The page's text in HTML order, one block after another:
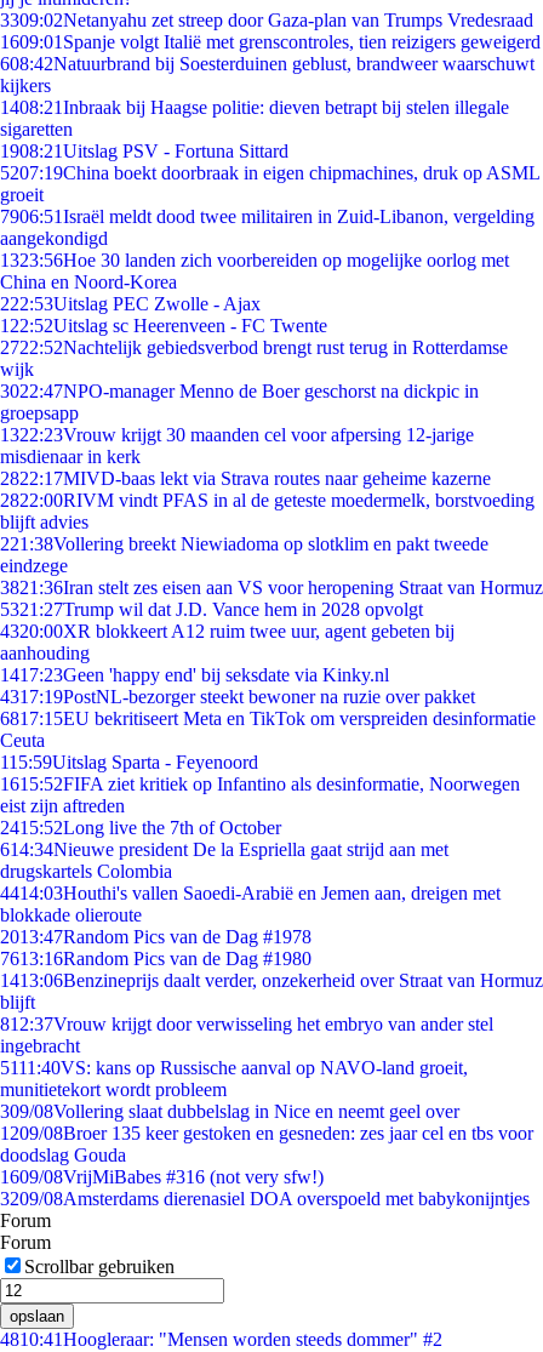
3309:02Netanyahu zet streep door Gaza-plan van Trumps Vredesraad
1609:01 Spanje volgt Italië met grenscontroles, tien reizigers geweigerd
608:42Natuurbrand bij Soesterduinen geblust, brandweer waarschuwt
kijkers
1408:21Inbraak bij Haagse politie: dieven betrapt bij stelen illegale
sigaretten
1908:21Uitslag PSV - Fortuna Sittard
5207:19China boekt doorbraak in eigen chipmachines, druk op ASML
groeit
7906:51Israël meldt dood twee militairen in Zuid-Libanon, vergelding
aangekondigd
1323:56Hoe 30 landen zich voorbereiden op mogelijke oorlog met
China en Noord-Korea
222:53Uitslag PEC Zwolle - Ajax
1 22:52Uitslag sc Heerenveen - FC Twente
2722:52Nachtelijk gebiedsverbod brengt rust terug in Rotterdamse
wijk
3022:47NPO-manager Menno de Boer geschorst na dickpic in
groepsapp
1322:23Vrouw krijgt 30 maanden cel voor afpersing 12-jarige
misdienaar in kerk
2822:17MIVD-baas lekt via Strava routes naar geheime kazerne
2822:00RIVM vindt PFAS in al de geteste moedermelk, borstvoeding
blijft advies
221:38Vollering breekt Niewiadoma op slotklim en pakt tweede
eindzege
3821:36Iran stelt zes eisen aan VS voor heropening Straat van Hormuz
5321:27Trump wil dat J.D. Vance hem in 2028 opvolgt
4320:00XR blokkeert A12 ruim twee uur, agent gebeten bij
aanhouding
1417:23Geen 'happy end' bij seksdate via Kinky.nl
4317:19PostNL-bezorger steekt bewoner na ruzie over pakket
6817:15EU bekritiseert Meta en TikTok om verspreiden desinformatie
Ceuta
115:59Uitslag Sparta - Feyenoord
1615:52FIFA ziet kritiek op Infantino als desinformatie, Noorwegen
eist zijn aftreden
2415:52Long live the 7th of October
614:34Nieuwe president De la Espriella gaat strijd aan met
drugskartels Colombia
4414:03Houthi's vallen Saoedi-Arabië en Jemen aan, dreigen met
blokkade olieroute
2013:47Random Pics van de Dag #1978
7613:16Random Pics van de Dag #1980
1413:06Benzineprijs daalt verder, onzekerheid over Straat van Hormuz
blijft
812:37Vrouw krijgt door verwisseling het embryo van ander stel
ingebracht
5111:40VS: kans op Russische aanval op NAVO-land groeit,
munitietekort wordt probleem
309/08Vollering slaat dubbelslag in Nice en neemt geel over
1209/08Broer 135 keer gestoken en gesneden: zes jaar cel en tbs voor
doodslag Gouda
1609/08VrijMiBabes #316 (not very sfw!)
3209/08Amsterdams dierenasiel DOA overspoeld met babykonijntjes
Forum
Forum
Scrollbar gebruiken
opslaan
4810:41Hoogleraar: "Mensen worden steeds dommer" #2